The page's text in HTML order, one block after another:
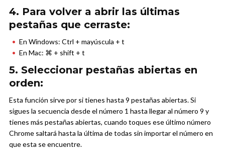
4. Para volver a abrir las últimas
pestañas que cerraste:
En Windows: Ctrl + mayúscula + t
En Mac: ⌘ + shift + t
5. Seleccionar pestañas abiertas en
orden:
Esta función sirve por si tienes hasta 9 pestañas abiertas. Si
sigues la secuencia desde el número 1 hasta llegar al número 9 y
tienes más pestañas abiertas, cuando toques ese último número
Chrome saltará hasta la última de todas sin importar el número en
que esta se encuentre.